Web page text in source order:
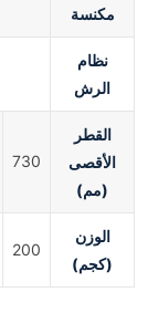
مكنسة
نظام
الرش
القطر
الأقصى
(مم)
730
الوزن
(كجم)
200